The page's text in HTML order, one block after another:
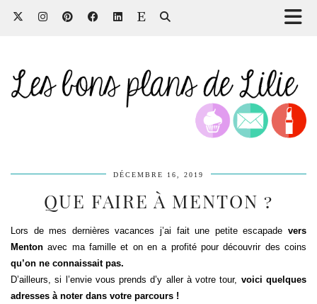
DÉCEMBRE 16, 2019
QUE FAIRE À MENTON ?
Lors de mes dernières vacances j’ai fait une petite escapade vers
Menton avec ma famille et on en a profité pour découvrir des coins
qu’on ne connaissait pas.
D’ailleurs, si l’envie vous prends d’y aller à votre tour, voici quelques
adresses à noter dans votre parcours !